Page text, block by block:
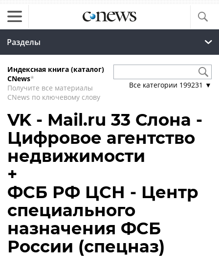
Разделы
Индексная книга (каталог)
CNews*
Получите все материалы
CNews по ключевому слову
Все категории 199231 ▼
VK - Mail.ru 33 Слона -
Цифровое агентство
недвижимости
+
ФСБ РФ ЦСН - Центр
специального
назначения ФСБ
России (спецназ)